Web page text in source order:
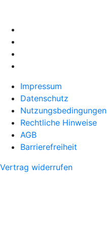
Impressum
Datenschutz
Nutzungsbedingungen
Rechtliche Hinweise
AGB
Barrierefreiheit
Vertrag widerrufen